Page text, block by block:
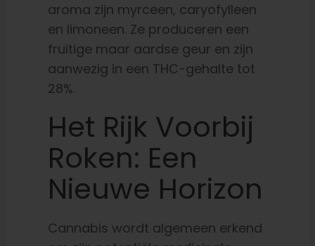
aroma zijn myrceen, caryofylleen
en limoneen. Ze produceren een
fruitige maar aardse geur en zijn
aanwezig in een THC-gehalte tot
28%.
Het Rijk Voorbij
Roken: Een
Nieuwe Horizon
Cannabis wordt algemeen erkend